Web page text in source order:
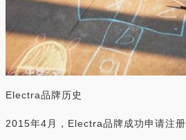
Electra品牌历史
2015年4月，Electra品牌成功申请注册